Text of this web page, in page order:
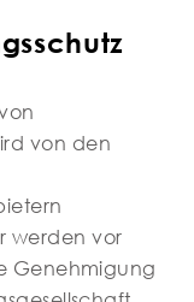
von den
werden vor
Genehmigung